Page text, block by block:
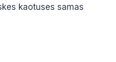
kaotuses samas